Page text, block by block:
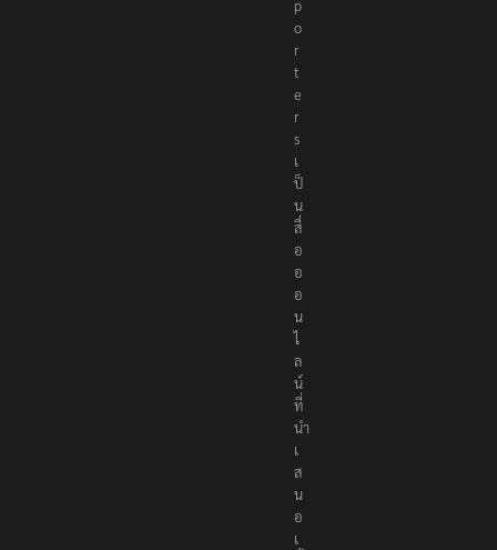
p
o
r
t
e
r
s
เ
ป็
น
สื่
อ
อ
อ
น
ไ
ล
น์
ที่
นำ
เ
ส
น
อ
เ